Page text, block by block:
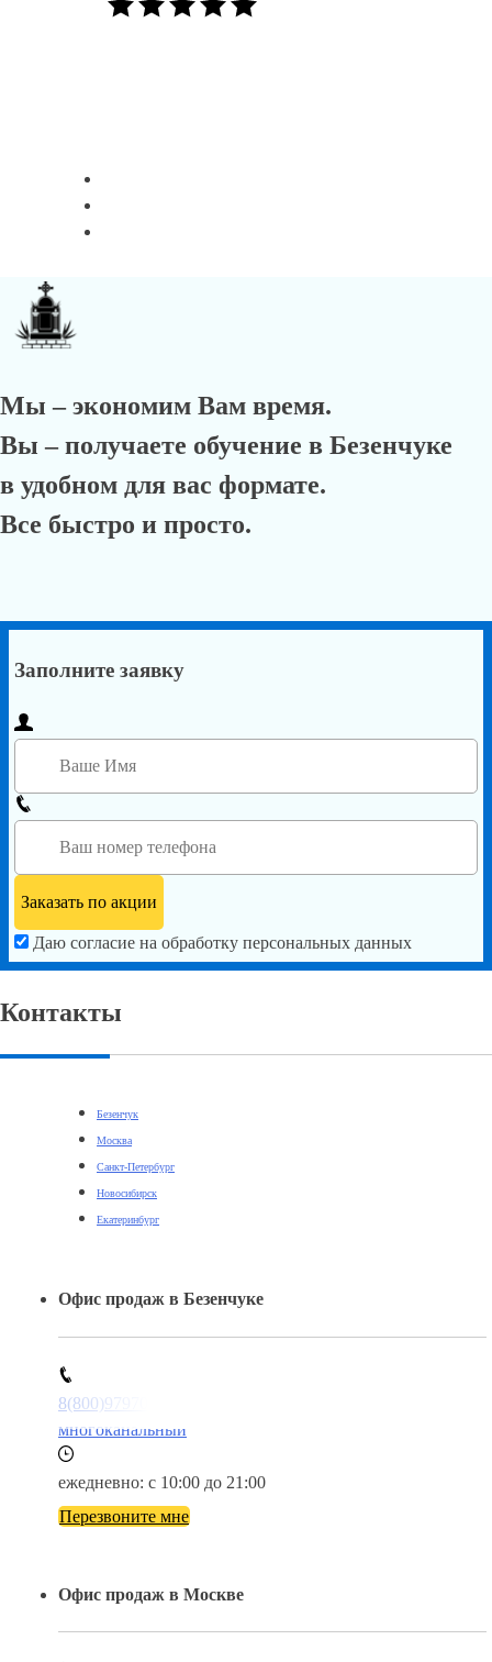
Мы – экономим Вам время.
Вы – получаете обучение в Безенчуке
в удобном для вас формате.
Все быстро и просто.
Заполните заявку
Даю согласие на обработку персональных данных
Контакты
Безенчук
Москва
Санкт-Петербург
Новосибирск
Екатеринбург
Офис продаж в Безенчуке
8(800)9797043
многоканальный
ежедневно: с 10:00 до 21:00
Перезвоните мне
Офис продаж в Москве